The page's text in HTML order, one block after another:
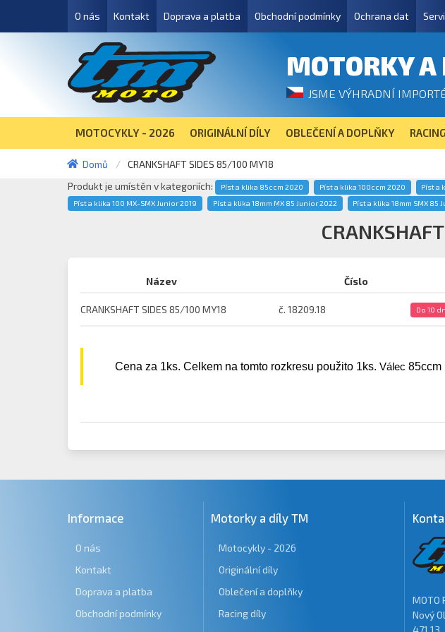
O nás Kontakt Doprava a platba Obchodní podmínky Ochrana dat
MOTORKY A
JSME VÝHRADNÍ
MOTOCYKLY - 2026 ORIGINÁLNÍ DÍLY OBLEČENÍ A DOPLŇKY
Domů
CRANKSHAFT SIDES 85/100 MY18
Produkt je umístěn v kategoriích:
Píst a klika 85ccm 2020 Píst a klika 100ccm 2020 Píst a
Píst a klika 100 MX-SMX Junior 2019
Píst a klika 18mm MX 85 Junior 2022 Píst a klika 18mm SMX 85
Název Číslo
CRANKSHAFT SIDES 85/100 MY18 č. 18209.18 Do 10
Cena za 1ks. Celkem na tomto rozkresu použito 1ks. Válec 85ccm
Informace
O nás
Kontakt
Doprava a platba
Obchodní podmínky
Motorky a díly TM
Motocykly - 2026
Originální díly
Oblečení a doplňky
Racing díly
MOTO
Nový
471 13